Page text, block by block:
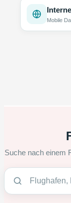
Mobile
Suche nach einem